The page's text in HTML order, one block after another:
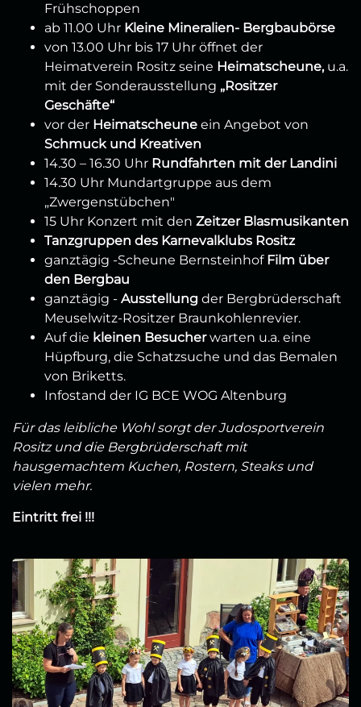
Frühschoppen
ab 11.00 Uhr Kleine Mineralien- Bergbaubörse
von 13.00 Uhr bis 17 Uhr öffnet der
Heimatverein Rositz seine Heimatscheune, u.a.
mit der Sonderausstellung „Rositzer
Geschäfte“
vor der Heimatscheune ein Angebot von
Schmuck und Kreativen
14.30 – 16.30 Uhr Rundfahrten mit der Landini
14.30 Uhr Mundartgruppe aus dem
„Zwergenstübchen"
15 Uhr Konzert mit den Zeitzer Blasmusikanten
Tanzgruppen des Karnevalklubs Rositz
ganztägig -Scheune BernsteinhofFilm über
den Bergbau
ganztägig - Ausstellung der Bergbrüderschaft
Meuselwitz-Rositzer Braunkohlenrevier.
Auf die kleinen Besucherwarten u.a. eine
Hüpfburg, die Schatzsuche und das Bemalen
von Briketts.
Infostand der IG BCE WOG Altenburg
Für das leibliche Wohl sorgt der Judosportverein
Rositz und die Bergbrüderschaft mit
hausgemachtem Kuchen, Rostern, Steaks und
vielen mehr.
Eintritt frei !!!